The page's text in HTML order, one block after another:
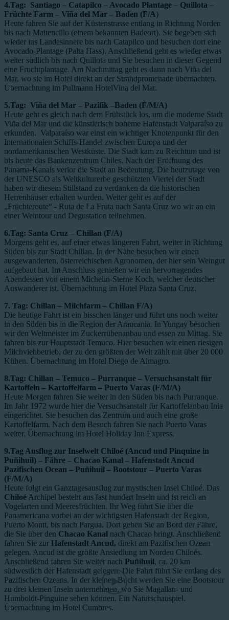
4.Tag: Santiago – Catapilco – Avocado Plantage – Quillota –
Früchte Farm – Viña del Mar – Baden (F/A )
Heute fahren Sie auf der Küstenstrasse entlang in Richtung Norden
bis nach Maitencillo (einem bekannten Badeort). Sie begeben sich
wieder ins Landesinnere bis nach Catapilco und besuchen dort eine
Avocado-Plantage (Palta Hass). Anschließend geht es wieder etwas
weiter südlich bis nach Quillota und Sie besuchen in dieser Gegend
eine Fruchtplantage. Am Nachmittag geht es dann nach Viña del
Mar, wo sie im Hotel direkt an der Strandpromenade übernachten.
Übernachtung im Pullmann HotelVina del Mar.
5.Tag: Viña del Mar – Pazifik –Baden (F/M/A)
Heute geht es gleich nach dem Frühstück los, um die moderne Stadt
Viña del Mar und die künstlerisch boheme Hafenstadt Valparaíso zu
erkunden. Valparaíso war einst ein wichtiger Knotenpunkt für den
Internationalen Schiffs-Handel zwischen Europa und der
nordamerikanischen Westküste. Die Stadt kam zu Reichtum und ist
bis heute das Bankenzentrum Chiles. Nach der Eröffnung des
Panama-Kanals verlor die Stadt an Bedeutung. Die heutzutage von
der UNESCO als Weltkulturerbe geschützten Viertel der Stadt
haben wir diesem Stillstand zu verdanken da die historischen
Herrenhäuser erhalten wurden. Weiter geht es auf der
„Früchteroute“ - Ruta de La Fruta nach Santa Cruz wo wir an ein
einer Weintour und Degustation teilnehmen.
6.Tag: Santa Cruz – Chillan (F/A)
Morgens geht es, auf einer etwas längeren Fahrt, weiter in Richtung
Süden bis zur Stadt Chillan. In der Nähe besuchen wir einen
ausgewanderten, österreichischen Agronomen, der hier sein Weingut
aufgebaut hat. Im Anschluss genießen wir ein hervorragendes
Abendessen von einem Michelin-Sterne Koch, welcher deutscher
Auswanderer ist. Übernachtung im Hotel Plaza Santa Cruz.
7. Tag: Chillan – Milchfarm – Chillan F/A)
Die heutige Fahrt ist ein bisschen länger und führt uns noch weiter
in den Süden bis in die Region der Araucania. In Yungay besuchen
wir den Weltmeister im Zuckerrübenanbau und essen zu Mittag. Sie
fahren bis zur Hauptstadt Temuco. Hier besuchen wir einen riesigen
Milchviehbetrieb, der zu den größten der Welt zählt mit über 20 000
Kühen. Übernachtung im Hotel Diego de Almagro.
8.Tag: Chillan – Temuco – Purranque – Versuchsanstalt für
Kartoffeln – Kartoffelfarm – Puerto Varas (F/M/A)
Heute Morgen fahren Sie weiter in den Süden bis nach Purranque.
Im Jahr 1972 wurde hier die Versuchsanstalt für Kartoffelanbau Inia
eingerichtet. Sie besuchen das Zentrum und auch eine große
Kartoffelfarm. Nach dem Besuch fahren Sie nach Puerto Varas
weiter. Übernachtung im Hotel Holiday Inn Express.
9.Tag Ausflug zur Inselwelt Chiloé (Ancud und Pinquine in
Puñihuil) – Fähre – Chacao Kanal – Hafenstadt Ancud
Pazifischen Ocean – Puñihuil – Bootstour – Puerto Varas
(F/M/A)
Heute folgt ein Ganztagesausflug zur mystischen Insel Chiloé. Das
Chiloé Archipel besteht aus fast hundert Inseln und ist reich an
Vogelarten und Meeresfrüchten. Ihr Weg führt Sie über die
Panamericana vorbei an der wichtigsten Hafenstadt der Region,
Puerto Montt, bis nach Pargua. Dort gehen Sie an Bord der Fähre,
die Sie über den Chacao Kanal nach Chacao bringt. Anschließend
fahren Sie zur Hafenstadt Ancud, direkt am Pazifischen Ozean
gelegen. Ancud ist die größte Ansiedlung im Norden Chiloés.
Anschließend fahren Sie weiter nach Puñihuil, ca. 20 km
südwestlich der Hafenstadt gelegen. Die Fahrt führt Sie entlang des
Pazifischen Ozeans. In der kleinen Bucht werden Sie eine Bootstour
zu drei kleinen Inseln unternehmen, wo Sie Magallan- und
Humboldt-Pinguine sehen können. Ein Naturschauspiel.
Übernachtung im Hotel Cumbres.